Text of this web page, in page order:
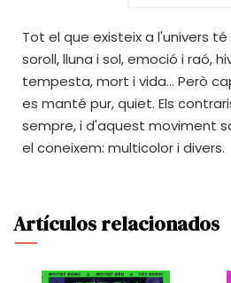
Tot el que existeix a l'univers té
soroll, lluna i sol, emoció i raó,
tempesta, mort i vida... Però
es manté pur, quiet. Els
sempre, i d'aquest moviment
el coneixem: multicolor i divers.
Artículos relacionados